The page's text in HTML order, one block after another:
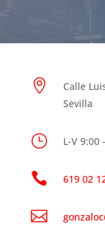

Calle
Sevilla
} L-V 9:00
 619 02
